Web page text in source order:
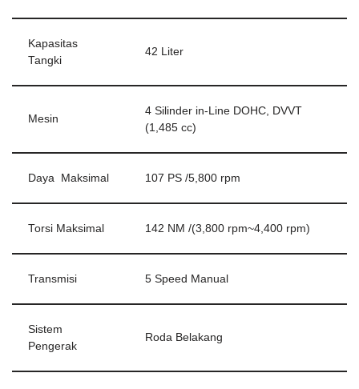
Kapasitas
Tangki
42 Liter
Mesin
4 Silinder in-Line DOHC, DVVT
(1,485 cc)
Daya Maksimal 107 PS /5,800 rpm
Torsi Maksimal 142 NM /(3,800 rpm~4,400 rpm)
Transmisi 5 Speed Manual
Sistem
Pengerak
Roda Belakang